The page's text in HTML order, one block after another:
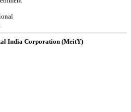
India Corporation (MeitY)